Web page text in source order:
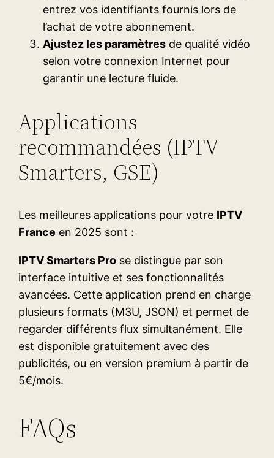
entrez vos identifiants fournis lors de
l’achat de votre abonnement.
Ajustez les paramètres de qualité vidéo
selon votre connexion Internet pour
garantir une lecture fluide.
Applications
recommandées (IPTV
Smarters, GSE)
Les meilleures applications pour votre IPTV
France en 2025 sont :
IPTV Smarters Pro se distingue par son
interface intuitive et ses fonctionnalités
avancées. Cette application prend en charge
plusieurs formats (M3U, JSON) et permet de
regarder différents flux simultanément. Elle
est disponible gratuitement avec des
publicités, ou en version premium à partir de
5€/mois.
FAQs